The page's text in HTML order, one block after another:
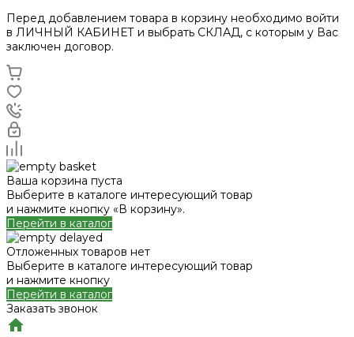
Перед добавлением товара в корзину необходимо войти
в ЛИЧНЫЙ КАБИНЕТ и выбрать СКЛАД, с которым у Вас
заключен договор.
Ваша корзина пуста
Выберите в каталоге интересующий товар
и нажмите кнопку «В корзину».
Перейти в каталог
Отложенных товаров нет
Выберите в каталоге интересующий товар
и нажмите кнопку
Перейти в каталог
Заказать звонок